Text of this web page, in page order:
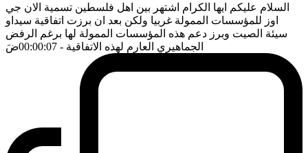
السلام عليكم ايها الكرام اشتهر بين اهل فلسطين تسمية الان جي
اوز للمؤسسات الممولة غربيا ولكن بعد ان برزت اتفاقية سيداو
سيئة الصيت وبرز دعم هذه المؤسسات الممولة لها برغم الرفض
الجماهيري العارم لهذه الاتفاقية - 00:00:07 ضَ